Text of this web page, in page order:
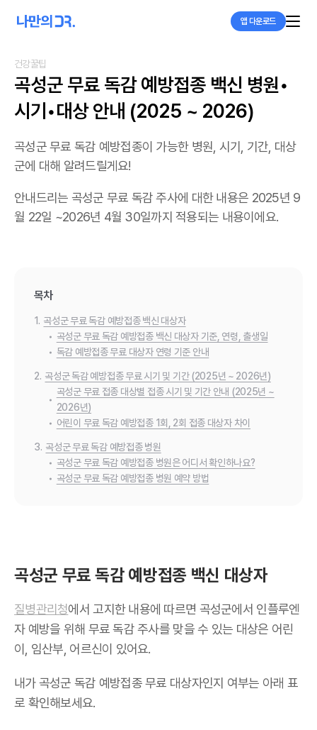
앱 다운로드
건강꿀팁
곡성군 무료 독감 예방접종 백신 병원•
시기•대상 안내 (2025 ~ 2026)
곡성군 무료 독감 예방접종이 가능한 병원, 시기, 기간, 대상
군에 대해 알려드릴게요!
안내드리는 곡성군 무료 독감 주사에 대한 내용은 2025년 9
월 22일 ~2026년 4월 30일까지 적용되는 내용이에요.
목차
1. 곡성군 무료 독감 예방접종 백신 대상자
• 곡성군 무료 독감 예방접종 백신 대상자 기준, 연령, 출생일
• 독감 예방접종 무료 대상자 연령 기준 안내
2. 곡성군 독감 예방접종 무료 시기 및 기간 (2025년 ~ 2026년)
•
곡성군 무료 접종 대상별 접종 시기 및 기간 안내 (2025년 ~
2026년)
• 어린이 무료 독감 예방접종 1회, 2회 접종 대상자 차이
3. 곡성군 무료 독감 예방접종 병원
• 곡성군 무료 독감 예방접종 병원은 어디서 확인하나요?
• 곡성군 무료 독감 예방접종 병원 예약 방법
곡성군 무료 독감 예방접종 백신 대상자
질병관리청에서 고지한 내용에 따르면 곡성군에서 인플루엔
자 예방을 위해 무료 독감 주사를 맞을 수 있는 대상은 어린
이, 임산부, 어르신이 있어요.
내가 곡성군 독감 예방접종 무료 대상자인지 여부는 아래 표
로 확인해보세요.